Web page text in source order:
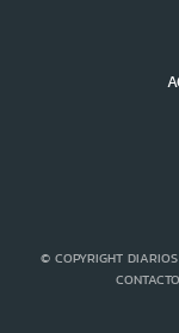
© COPYRIGHT